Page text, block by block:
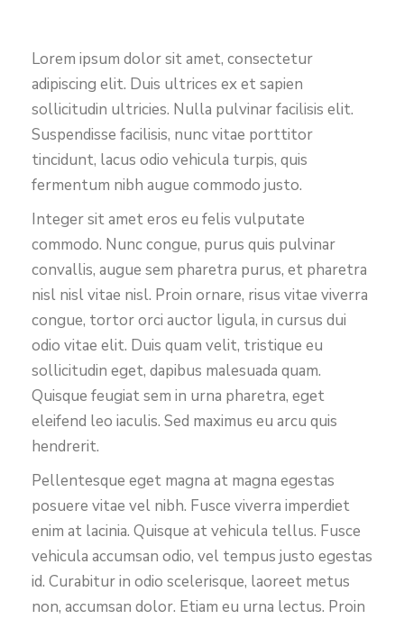
Lorem ipsum dolor sit amet, consectetur
adipiscing elit. Duis ultrices ex et sapien
sollicitudin ultricies. Nulla pulvinar facilisis elit.
Suspendisse facilisis, nunc vitae porttitor
tincidunt, lacus odio vehicula turpis, quis
fermentum nibh augue commodo justo.
Integer sit amet eros eu felis vulputate
commodo. Nunc congue, purus quis pulvinar
convallis, augue sem pharetra purus, et pharetra
nisl nisl vitae nisl. Proin ornare, risus vitae viverra
congue, tortor orci auctor ligula, in cursus dui
odio vitae elit. Duis quam velit, tristique eu
sollicitudin eget, dapibus malesuada quam.
Quisque feugiat sem in urna pharetra, eget
eleifend leo iaculis. Sed maximus eu arcu quis
hendrerit.
Pellentesque eget magna at magna egestas
posuere vitae vel nibh. Fusce viverra imperdiet
enim at lacinia. Quisque at vehicula tellus. Fusce
vehicula accumsan odio, vel tempus justo egestas
id. Curabitur in odio scelerisque, laoreet metus
non, accumsan dolor. Etiam eu urna lectus. Proin